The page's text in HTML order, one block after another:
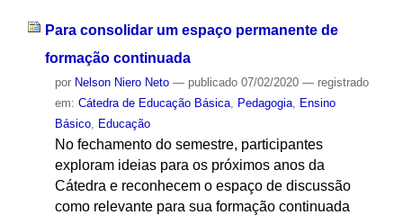
Para consolidar um espaço permanente de
formação continuada
por Nelson Niero Neto — publicado07/02/2020 — registrado
em: Cátedra de Educação Básica, Pedagogia, Ensino
Básico, Educação
No fechamento do semestre, participantes
exploram ideias para os próximos anos da
Cátedra e reconhecem o espaço de discussão
como relevante para sua formação continuada